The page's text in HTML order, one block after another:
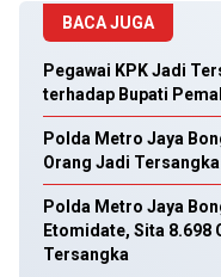
BACA JUGA
Pegawai KPK Jadi
terhadap Bupati
Polda Metro Jaya
Orang Jadi Tersangka
Polda Metro Jaya
Etomidate, Sita 8.698
Tersangka